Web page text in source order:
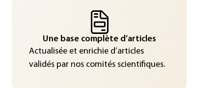
Une base complète d’articles
Actualisée et enrichie d’articles
validés par nos comités scientifiques.